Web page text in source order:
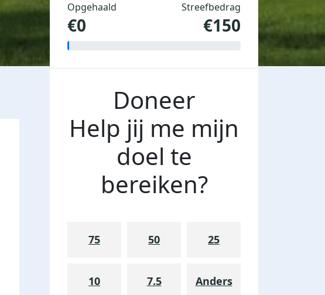
Opgehaald
€0
Streefbedrag
€150
Doneer
Help jij me mijn
doel te
bereiken?
75 50 25
10 7.5 Anders